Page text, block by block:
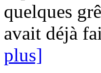
quelques
avait déjà
plus]